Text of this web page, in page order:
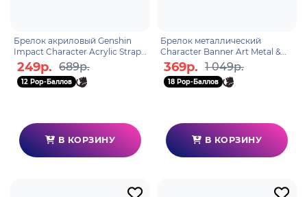
Брелок акриловый Genshin
Impact Character Acrylic Strap
Paimon 6974696616217
249р. 689р.
12 Pop-Баллов
В КОРЗИНУ
Брелок металлический
Character Banner Art Metal &
Resin Keychain Adrift in the
Harbor 6974696617498
369р. 1 049р.
18 Pop-Баллов
В КОРЗИНУ